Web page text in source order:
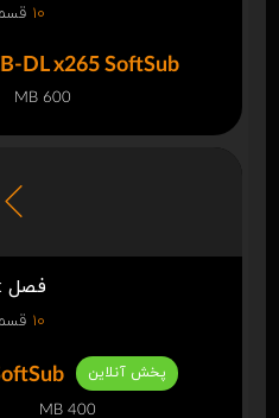
10
DL x265 SoftSub
600 MB
فصل : 3
10
پخش آنلاین
400 MB